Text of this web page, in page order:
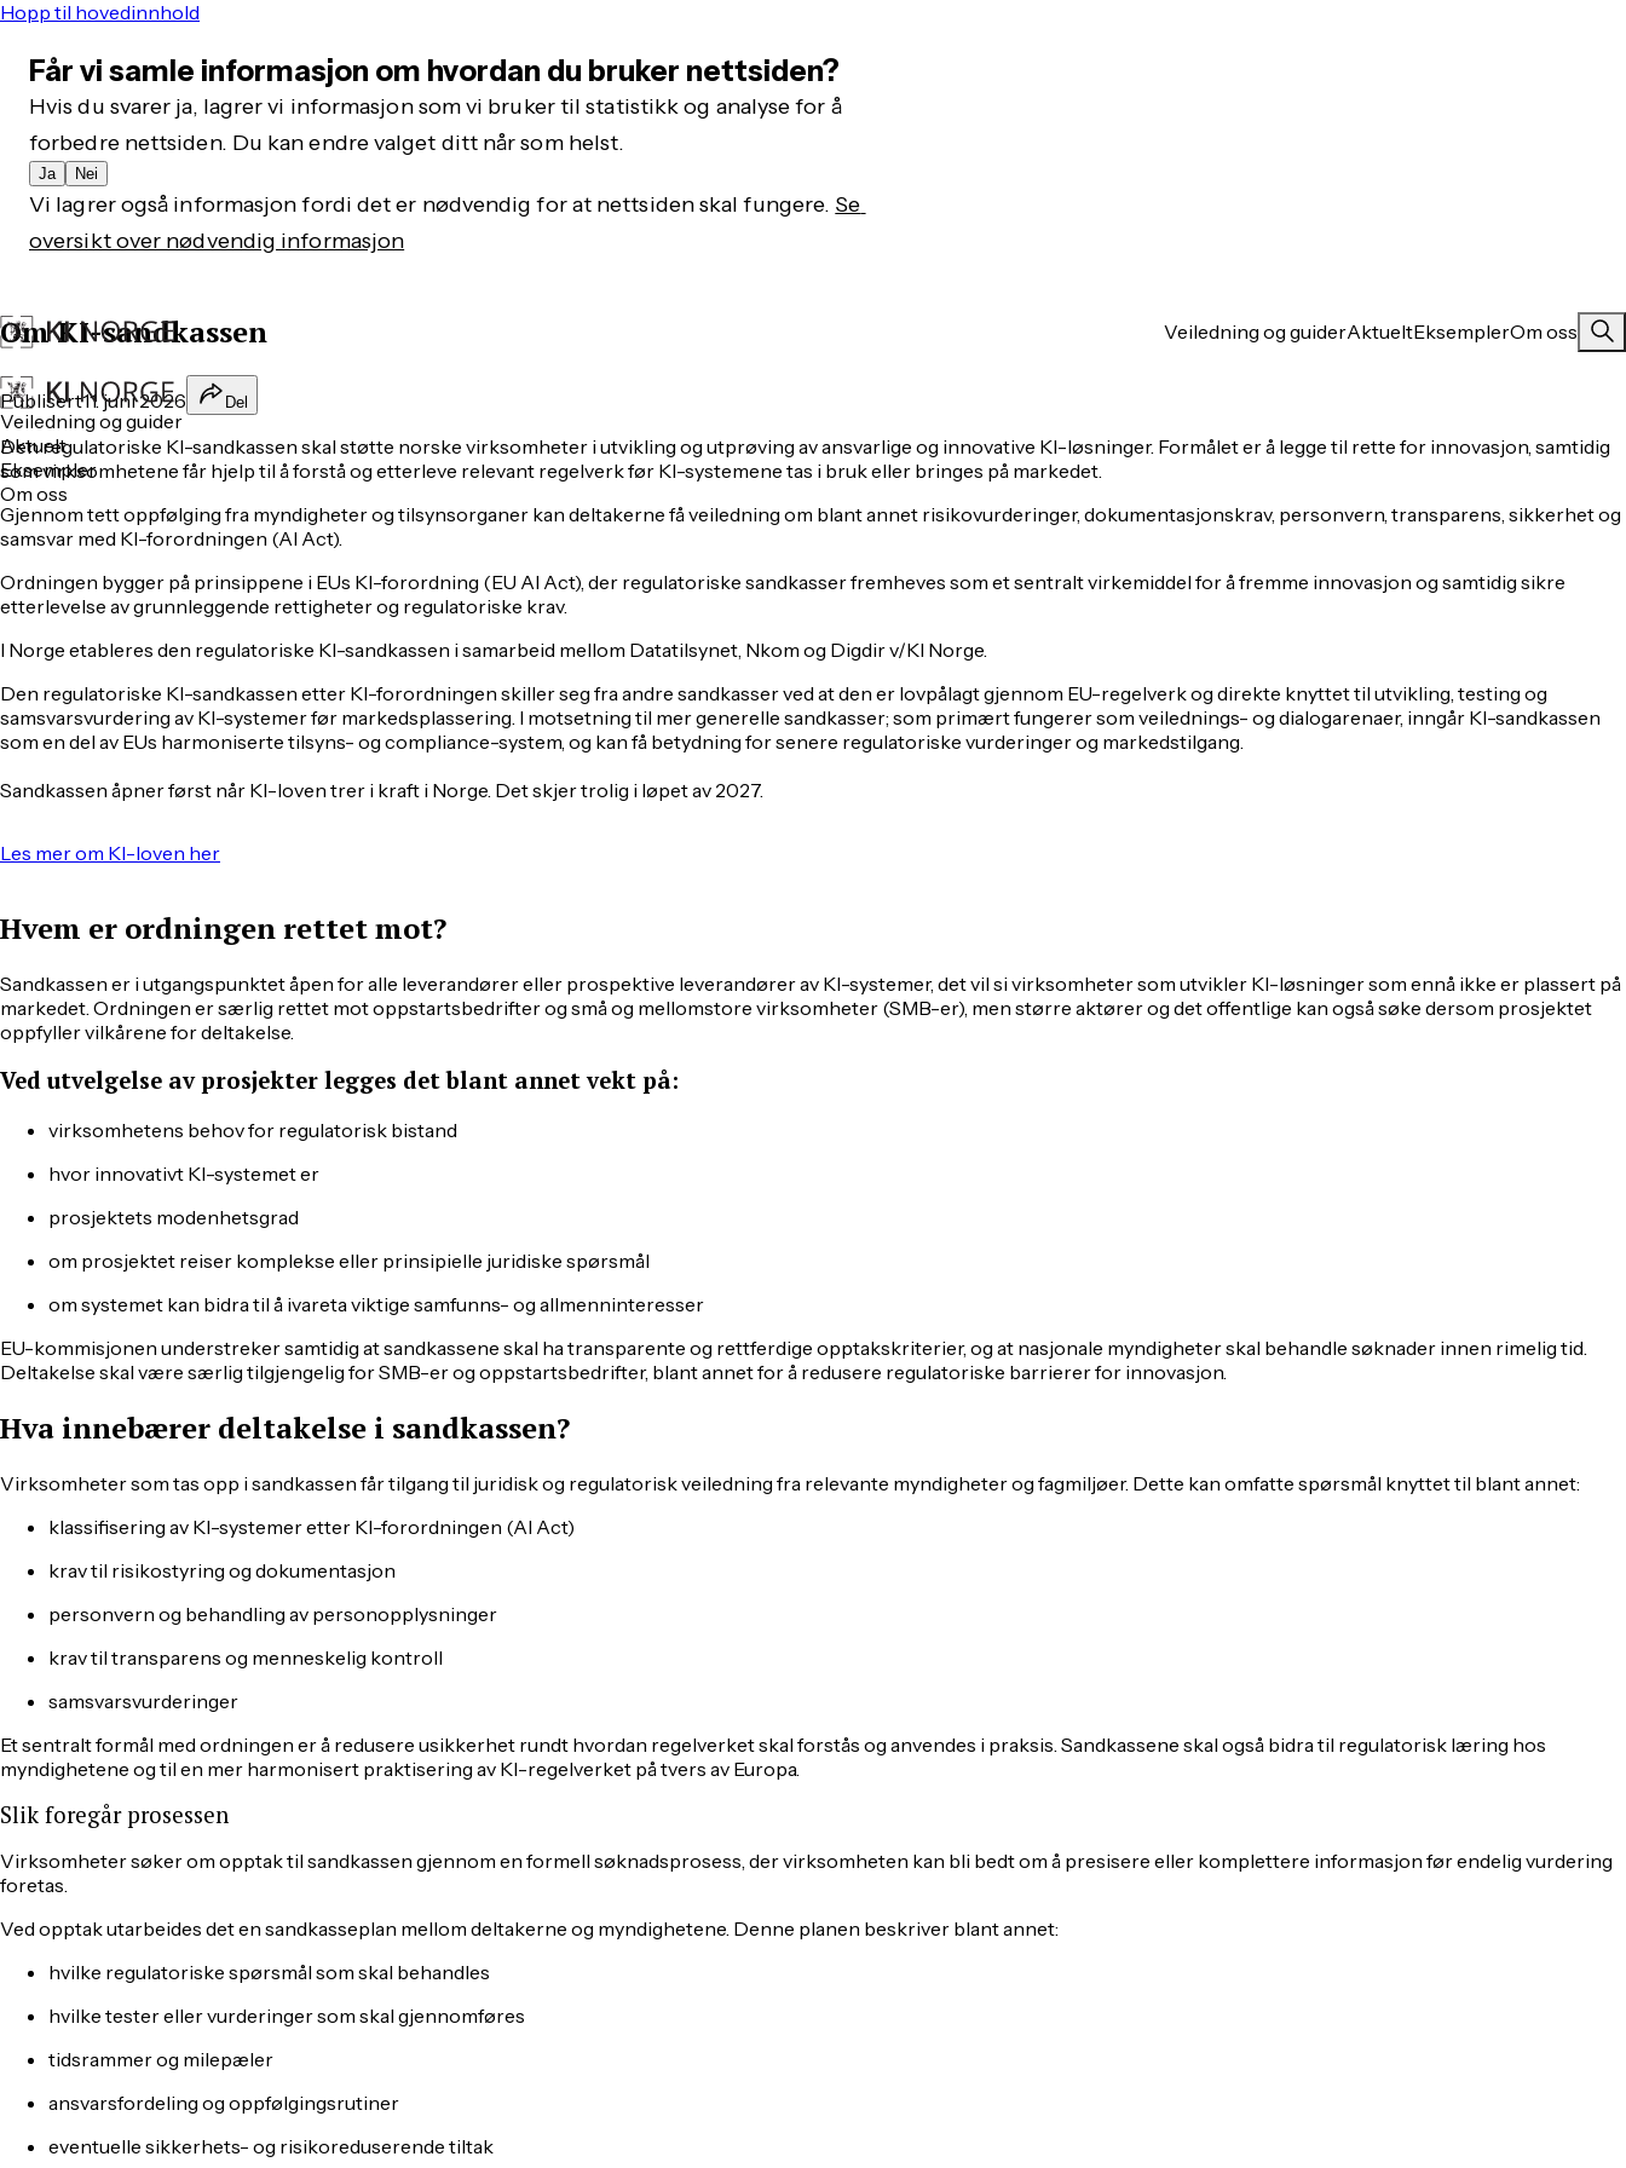
Hopp til hovedinnhold
Får vi samle informasjon om hvordan du bruker nettsiden?
Hvis du svarer ja, lagrer vi informasjon som vi bruker til statistikk og analyse for å
forbedre nettsiden. Du kan endre valget ditt når som helst.
Ja Nei
Vi lagrer også informasjon fordi det er nødvendig for at nettsiden skal fungere. Se
oversikt over nødvendig informasjon
Veiledning og guiderAktueltEksemplerOm oss
Veiledning og guider
Aktuelt
Eksempler
Om oss
Om KI-sandkassen
Publisert11. juni 2026 Del
Den regulatoriske KI-sandkassen skal støtte norske virksomheter i utvikling og utprøving av ansvarlige og innovative KI-løsninger. Formålet er å legge til rette for innovasjon, samtidig
som virksomhetene får hjelp til å forstå og etterleve relevant regelverk før KI-systemene tas i bruk eller bringes på markedet.
Gjennom tett oppfølging fra myndigheter og tilsynsorganer kan deltakerne få veiledning om blant annet risikovurderinger, dokumentasjonskrav, personvern, transparens, sikkerhet og
samsvar med KI-forordningen (AI Act).
Ordningen bygger på prinsippene i EUs KI-forordning (EU AI Act), der regulatoriske sandkasser fremheves som et sentralt virkemiddel for å fremme innovasjon og samtidig sikre
etterlevelse av grunnleggende rettigheter og regulatoriske krav.
I Norge etableres den regulatoriske KI-sandkassen i samarbeid mellom Datatilsynet, Nkom og Digdir v/KI Norge.
Den regulatoriske KI-sandkassen etter KI-forordningen skiller seg fra andre sandkasser ved at den er lovpålagt gjennom EU-regelverk og direkte knyttet til utvikling, testing og
samsvarsvurdering av KI-systemer før markedsplassering. I motsetning til mer generelle sandkasser; som primært fungerer som veilednings- og dialogarenaer, inngår KI-sandkassen
som en del av EUs harmoniserte tilsyns- og compliance-system, og kan få betydning for senere regulatoriske vurderinger og markedstilgang.
Sandkassen åpner først når KI-loven trer i kraft i Norge. Det skjer trolig i løpet av 2027.
Les mer om KI-loven her
Hvem er ordningen rettet mot?
Sandkassen er i utgangspunktet åpen for alle leverandører eller prospektive leverandører av KI-systemer, det vil si virksomheter som utvikler KI-løsninger som ennå ikke er plassert på
markedet. Ordningen er særlig rettet mot oppstartsbedrifter og små og mellomstore virksomheter (SMB-er), men større aktører og det offentlige kan også søke dersom prosjektet
oppfyller vilkårene for deltakelse.
Ved utvelgelse av prosjekter legges det blant annet vekt på:
virksomhetens behov for regulatorisk bistand
hvor innovativt KI-systemet er
prosjektets modenhetsgrad
om prosjektet reiser komplekse eller prinsipielle juridiske spørsmål
om systemet kan bidra til å ivareta viktige samfunns- og allmenninteresser
EU-kommisjonen understreker samtidig at sandkassene skal ha transparente og rettferdige opptakskriterier, og at nasjonale myndigheter skal behandle søknader innen rimelig tid.
Deltakelse skal være særlig tilgjengelig for SMB-er og oppstartsbedrifter, blant annet for å redusere regulatoriske barrierer for innovasjon.
Hva innebærer deltakelse i sandkassen?
Virksomheter som tas opp i sandkassen får tilgang til juridisk og regulatorisk veiledning fra relevante myndigheter og fagmiljøer. Dette kan omfatte spørsmål knyttet til blant annet:
klassifisering av KI-systemer etter KI-forordningen (AI Act)
krav til risikostyring og dokumentasjon
personvern og behandling av personopplysninger
krav til transparens og menneskelig kontroll
samsvarsvurderinger
Et sentralt formål med ordningen er å redusere usikkerhet rundt hvordan regelverket skal forstås og anvendes i praksis. Sandkassene skal også bidra til regulatorisk læring hos
myndighetene og til en mer harmonisert praktisering av KI-regelverket på tvers av Europa.
Slik foregår prosessen
Virksomheter søker om opptak til sandkassen gjennom en formell søknadsprosess, der virksomheten kan bli bedt om å presisere eller komplettere informasjon før endelig vurdering
foretas.
Ved opptak utarbeides det en sandkasseplan mellom deltakerne og myndighetene. Denne planen beskriver blant annet:
hvilke regulatoriske spørsmål som skal behandles
hvilke tester eller vurderinger som skal gjennomføres
tidsrammer og milepæler
ansvarsfordeling og oppfølgingsrutiner
eventuelle sikkerhets- og risikoreduserende tiltak